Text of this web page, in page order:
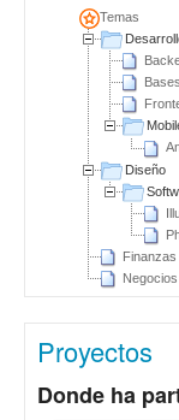
Temas
Diseño
Finanzas
Negocios
Proyectos
Donde ha